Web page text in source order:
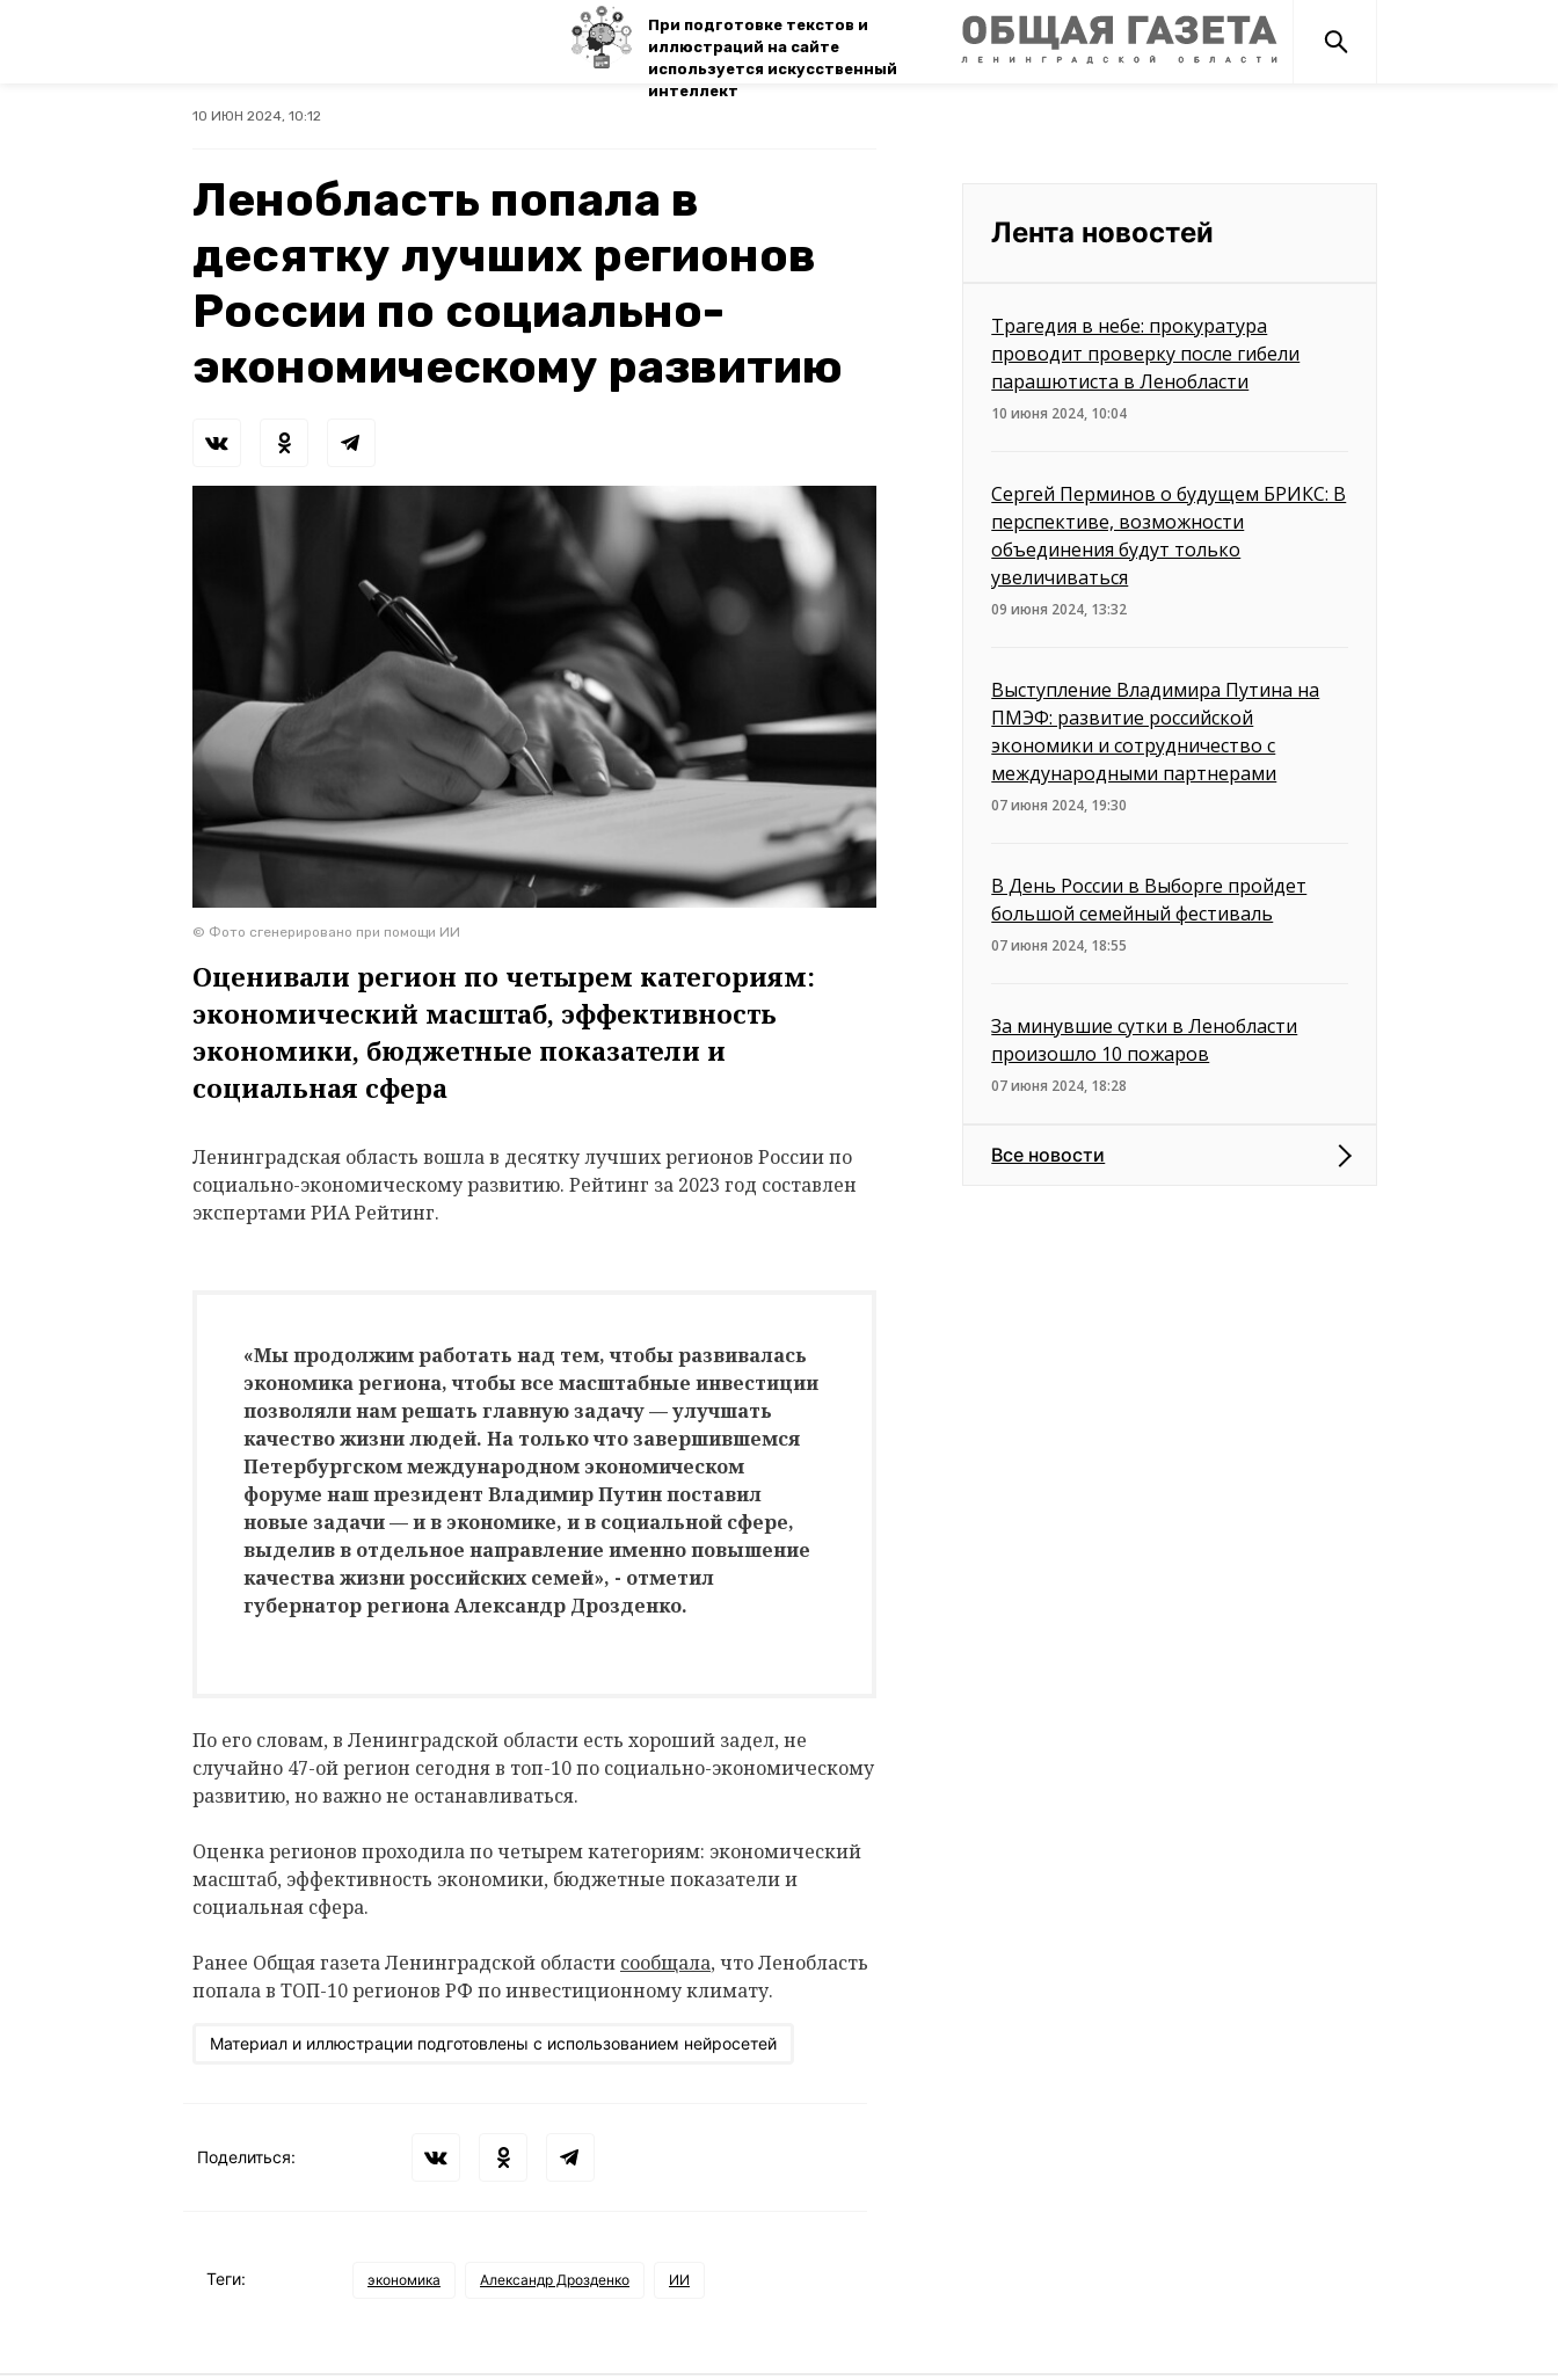
При подготовке текстов и
иллюстраций на сайте
используется искусственный
интеллект
10 ИЮН 2024, 10:12
Ленобласть попала в
десятку лучших регионов
России по социально-
экономическому развитию
© Фото сгенерировано при помощи ИИ
Оценивали регион по четырем категориям:
экономический масштаб, эффективность
экономики, бюджетные показатели и
социальная сфера
Ленинградская область вошла в десятку лучших регионов России по
социально-экономическому развитию. Рейтинг за 2023 год составлен
экспертами РИА Рейтинг.
«Мы продолжим работать над тем, чтобы развивалась
экономика региона, чтобы все масштабные инвестиции
позволяли нам решать главную задачу — улучшать
качество жизни людей. На только что завершившемся
Петербургском международном экономическом
форуме наш президент Владимир Путин поставил
новые задачи — и в экономике, и в социальной сфере,
выделив в отдельное направление именно повышение
качества жизни российских семей», - отметил
губернатор региона Александр Дрозденко.
По его словам, в Ленинградской области есть хороший задел, не
случайно 47-ой регион сегодня в топ-10 по социально-экономическому
развитию, но важно не останавливаться.
Оценка регионов проходила по четырем категориям: экономический
масштаб, эффективность экономики, бюджетные показатели и
социальная сфера.
Ранее Общая газета Ленинградской области сообщала, что Ленобласть
попала в ТОП-10 регионов РФ по инвестиционному климату.
Материал и иллюстрации подготовлены с использованием нейросетей
Поделиться:
Теги: экономика Александр Дрозденко ИИ
Лента новостей
Трагедия в небе: прокуратура
проводит проверку после гибели
парашютиста в Ленобласти
10 июня 2024, 10:04
Сергей Перминов о будущем БРИКС: В
перспективе, возможности
объединения будут только
увеличиваться
09 июня 2024, 13:32
Выступление Владимира Путина на
ПМЭФ: развитие российской
экономики и сотрудничество с
международными партнерами
07 июня 2024, 19:30
В День России в Выборге пройдет
большой семейный фестиваль
07 июня 2024, 18:55
За минувшие сутки в Ленобласти
произошло 10 пожаров
07 июня 2024, 18:28
Все новости